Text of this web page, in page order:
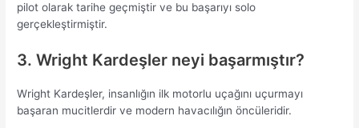
pilot olarak tarihe geçmiştir ve bu başarıyı solo
gerçekleştirmiştir.
3. Wright Kardeşler neyi başarmıştır?
Wright Kardeşler, insanlığın ilk motorlu uçağını uçurmayı
başaran mucitlerdir ve modern havacılığın öncüleridir.